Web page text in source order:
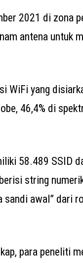
2021 di zona
antena untuk
WiFi yang
46,4% di
58.489 SSID
string
sandi awal” dari
para peneliti